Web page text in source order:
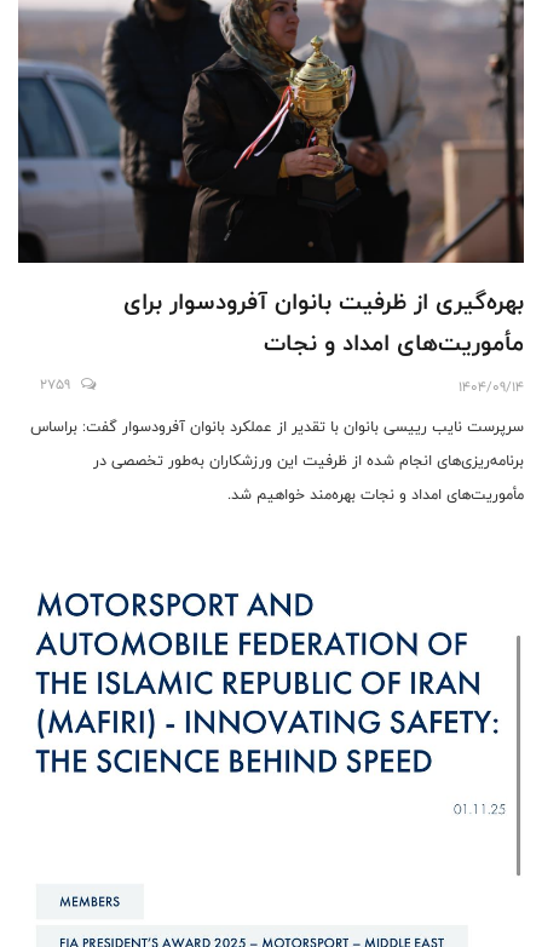
بهره‌گیری از ظرفیت بانوان آفرودسوار برای
مأموریت‌های امداد و نجات
1404/09/14
2759
سرپرست نایب رییسی بانوان با تقدیر از عملکرد بانوان آفرودسوار گفت: براساس
برنامه‌ریزی‌های انجام شده از ظرفیت این ورزشکاران به‌طور تخصصی در
مأموریت‌های امداد و نجات بهره‌مند خواهیم شد.